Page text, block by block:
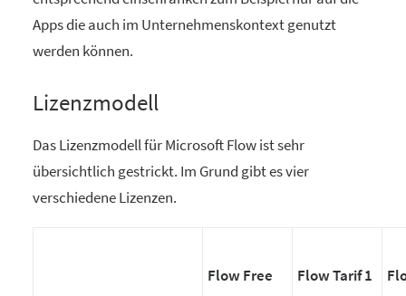
Apps die auch im Unternehmenskontext genutzt
werden können.
Lizenzmodell
Das Lizenzmodell für Microsoft Flow ist sehr
übersichtlich gestrickt. Im Grund gibt es vier
verschiedene Lizenzen.
Flow Free Flow Tarif 1